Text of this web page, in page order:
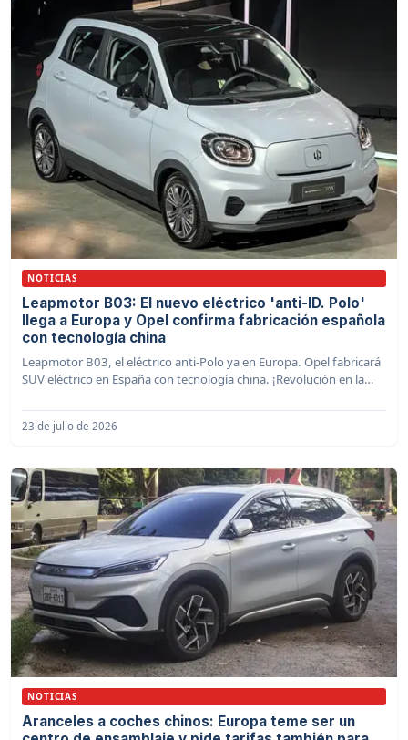
NOTICIAS
Leapmotor B03: El nuevo eléctrico 'anti-ID. Polo'
llega a Europa y Opel confirma fabricación española
con tecnología china
Leapmotor B03, el eléctrico anti-Polo ya en Europa. Opel fabricará
SUV eléctrico en España con tecnología china. ¡Revolución en la
23 de julio de 2026
NOTICIAS
Aranceles a coches chinos: Europa teme ser un